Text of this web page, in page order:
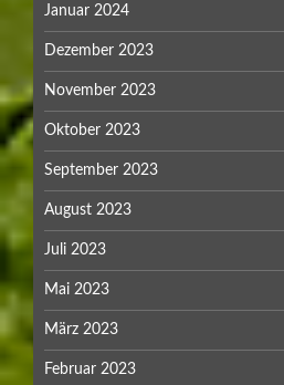
Januar 2024
Dezember 2023
November 2023
Oktober 2023
September 2023
August 2023
Juli 2023
Mai 2023
März 2023
Februar 2023